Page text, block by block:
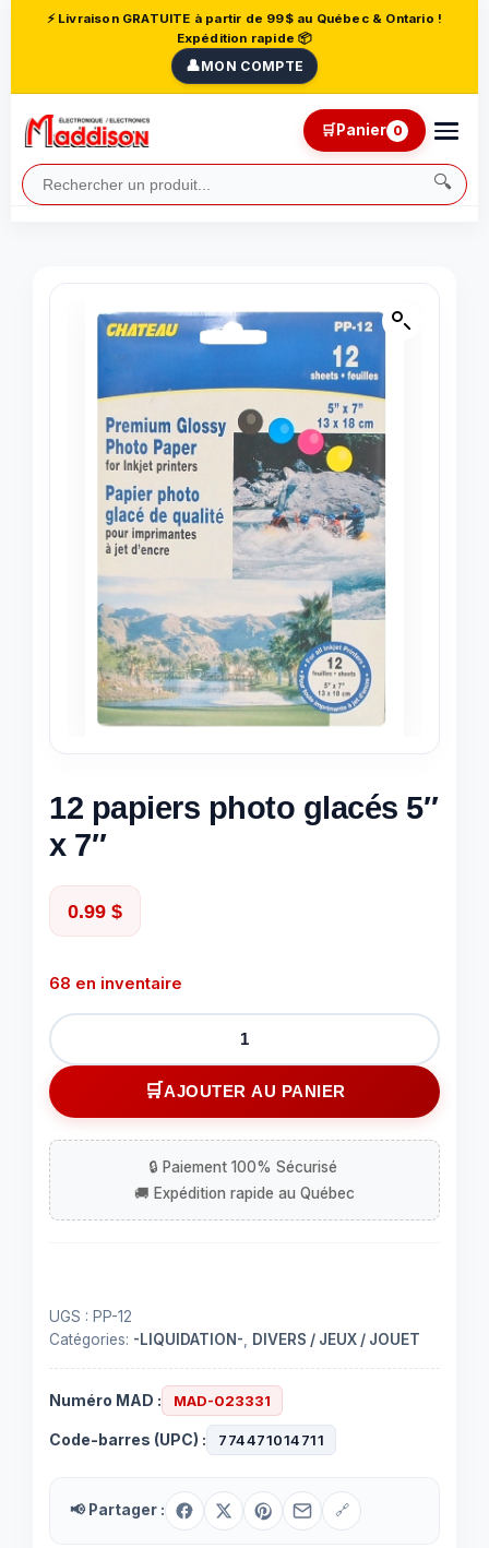
⚡ Livraison GRATUITE à partir de 99$ au Québec & Ontario !
Expédition rapide 📦
👤MON COMPTE
🔍
🛒Panier 0
12 papiers photo glacés 5″
x 7″
0.99 $
68 en inventaire
quantité
de
12
papiers
glacés
5"
x
AJOUTER AU PANIER
UGS : PP-12
Catégories: -LIQUIDATION- DIVERS / JEUX / JOUET
Numéro MAD : MAD-023331
Code-barres (UPC) : 774471014711
📢 Partager : 🔗